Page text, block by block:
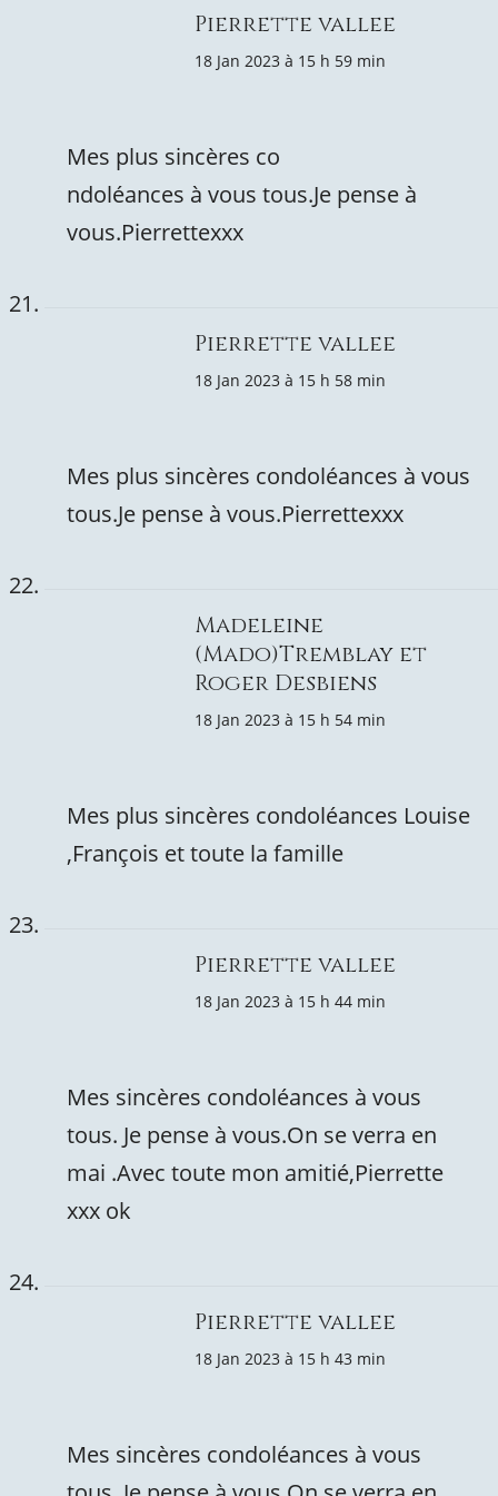
Pierrette vallee
18 Jan 2023 à 15 h 59 min
Mes plus sincères co
ndoléances à vous tous.Je pense à
vous.Pierrettexxx
Pierrette vallee
18 Jan 2023 à 15 h 58 min
Mes plus sincères condoléances à vous
tous.Je pense à vous.Pierrettexxx
Madeleine
(Mado)Tremblay et
Roger Desbiens
18 Jan 2023 à 15 h 54 min
Mes plus sincères condoléances Louise
,François et toute la famille
Pierrette vallee
18 Jan 2023 à 15 h 44 min
Mes sincères condoléances à vous
tous. Je pense à vous.On se verra en
mai .Avec toute mon amitié,Pierrette
xxx ok
Pierrette vallee
18 Jan 2023 à 15 h 43 min
Mes sincères condoléances à vous